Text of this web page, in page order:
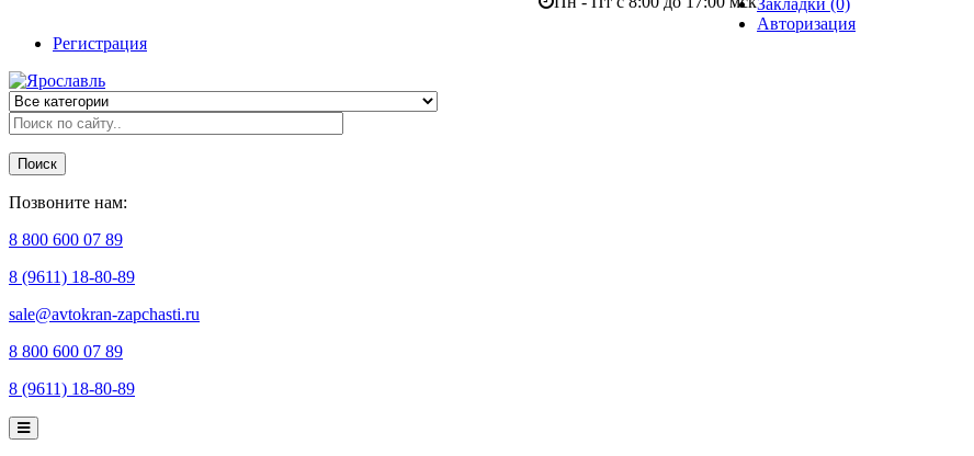
Закладки (0)
Авторизация
Регистрация
Поиск
Позвоните нам:
8 800 600 07 89
8 (9611) 18-80-89
sale@avtokran-zapchasti.ru
8 800 600 07 89
8 (9611) 18-80-89